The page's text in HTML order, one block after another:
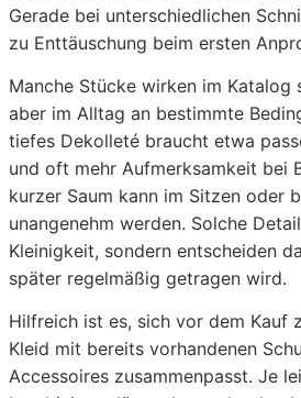
Gerade bei unterschiedlichen
zu Enttäuschung beim ersten
Manche Stücke wirken im Katalog
aber im Alltag an bestimmte
tiefes Dekolleté braucht etwa
und oft mehr Aufmerksamkeit bei
kurzer Saum kann im Sitzen oder
unangenehm werden. Solche
Kleinigkeit, sondern entscheiden
später regelmäßig getragen wird.
Hilfreich ist es, sich vor dem Kauf
Kleid mit bereits vorhandenen
Accessoires zusammenpasst. Je